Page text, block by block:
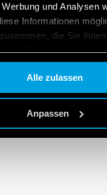
und Analysen
Informationen
die Sie
im Rahmen Ihrer
Alle zulassen
Anpassen